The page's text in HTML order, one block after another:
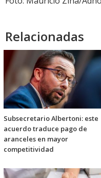
Relacionadas
Subsecretario Albertoni: este
acuerdo traduce pago de
aranceles en mayor
competitividad